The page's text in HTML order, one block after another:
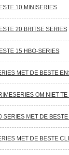
10 MINISERIES
20 BRITSE SERIES
15 HBO-SERIES
MET DE BESTE
OM NIET TE
SERIES MET DE
MET DE BESTE